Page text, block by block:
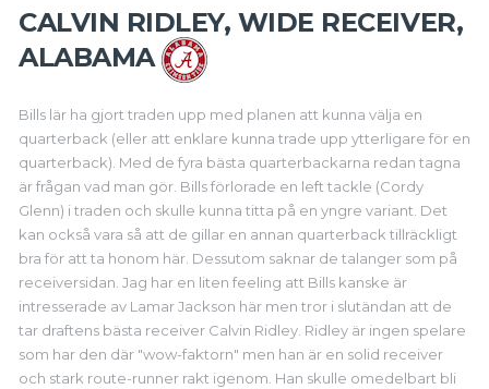
CALVIN RIDLEY, WIDE RECEIVER,
ALABAMA
Bills lär ha gjort traden upp med planen att kunna välja en
quarterback (eller att enklare kunna trade upp ytterligare för en
quarterback). Med de fyra bästa quarterbackarna redan tagna
är frågan vad man gör. Bills förlorade en left tackle (Cordy
Glenn) i traden och skulle kunna titta på en yngre variant. Det
kan också vara så att de gillar en annan quarterback tillräckligt
bra för att ta honom här. Dessutom saknar de talanger som på
receiversidan. Jag har en liten feeling att Bills kanske är
intresserade av Lamar Jackson här men tror i slutändan att de
tar draftens bästa receiver Calvin Ridley. Ridley är ingen spelare
som har den där "wow-faktorn" men han är en solid receiver
och stark route-runner rakt igenom. Han skulle omedelbart bli